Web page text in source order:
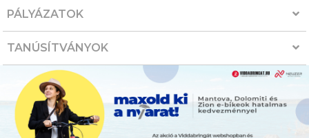
PÁLYÁZATOK
TANÚSÍTVÁNYOK